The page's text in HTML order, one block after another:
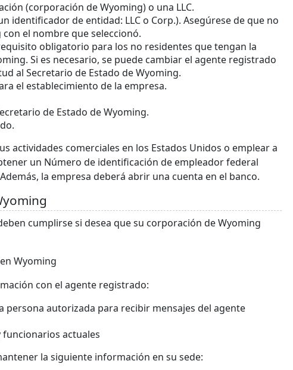
(corporación de Wyoming) o una LLC.
identificador de entidad: LLC o Corp.). Asegúrese de que no
el nombre que seleccionó.
obligatorio para los no residentes que tengan la
Si es necesario, se puede cambiar el agente registrado
al Secretario de Estado de Wyoming.
el establecimiento de la empresa.
de Estado de Wyoming.
actividades comerciales en los Estados Unidos o emplear a
un Número de identificación de empleador federal
la empresa deberá abrir una cuenta en el banco.
cumplirse si desea que su corporación de Wyoming
Wyoming
con el agente registrado:
autorizada para recibir mensajes del agente
actuales
la siguiente información en su sede: